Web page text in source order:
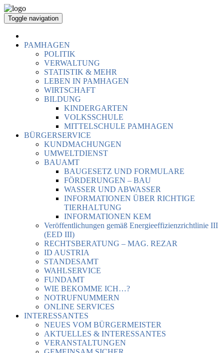
Toggle navigation
PAMHAGEN
POLITIK
VERWALTUNG
STATISTIK & MEHR
LEBEN IN PAMHAGEN
WIRTSCHAFT
BILDUNG
KINDERGARTEN
VOLKSSCHULE
MITTELSCHULE PAMHAGEN
BÜRGERSERVICE
KUNDMACHUNGEN
UMWELTDIENST
BAUAMT
BAUGESETZ UND FORMULARE
FÖRDERUNGEN – BAU
WASSER UND ABWASSER
INFORMATIONEN ÜBER RICHTIGE
TIERHALTUNG
INFORMATIONEN KEM
Veröffentlichungen gemäß Energieeffizienzrichtlinie III
(EED III)
RECHTSBERATUNG – MAG. REZAR
ID AUSTRIA
STANDESAMT
WAHLSERVICE
FUNDAMT
WIE BEKOMME ICH…?
NOTRUFNUMMERN
ONLINE SERVICES
INTERESSANTES
NEUES VOM BÜRGERMEISTER
AKTUELLES & INTERESSANTES
VERANSTALTUNGEN